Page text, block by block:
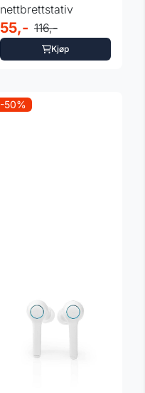
nettbrettstativ
55,- 116,-
Kjøp
-50%